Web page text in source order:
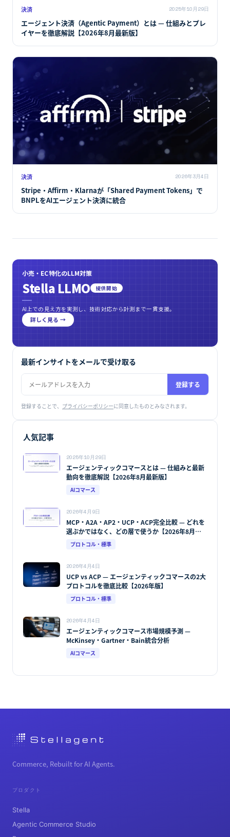
決済 2025年10月29日
エージェント決済（Agentic Payment）とは — 仕組みとプレ
イヤーを徹底解説【2026年8月最新版】
決済 2026年3月4日
Stripe・Affirm・Klarnaが「Shared Payment Tokens」で
BNPLをAIエージェント決済に統合
小売・EC特化のLLM対策
Stella LLMO 提供開始
AI上での見え方を実測し、技術対応から計測まで一貫支援。
詳しく見る →
最新インサイトをメールで受け取る
登録する
登録することで、 プライバシーポリシーに同意したものとみなされます。
人気記事
2025年10月29日
エージェンティックコマースとは — 仕組みと最新
動向を徹底解説【2026年8月最新版】
AIコマース
2026年4月9日
MCP・A2A・AP2・UCP・ACP完全比較 — どれを
選ぶかではなく、どの層で使うか【2026年8月最
新版】
プロトコル・標準
2026年4月4日
UCP vs ACP — エージェンティックコマースの2大
プロトコルを徹底比較【2026年版】
プロトコル・標準
2026年4月4日
エージェンティックコマース市場規模予測 —
McKinsey・Gartner・Bain統合分析
AIコマース
Commerce, Rebuilt for AI Agents.
プロダクト
Stella
Agentic Commerce Studio